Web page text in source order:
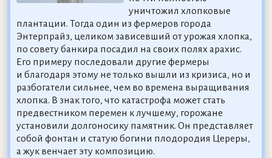
уничтожил хлопковые
плантации. Тогда один из фермеров города
Энтерпрайз, целиком зависевший от урожая хлопка,
по совету банкира посадил на своих полях арахис.
Его примеру последовали другие фермеры
и благодаря этому не только вышли из кризиса, но и
разбогатели сильнее, чем во времена выращивания
хлопка. В знак того, что катастрофа может стать
предвестником перемен к лучшему, горожане
установили долгоносику памятник. Он представляет
собой фонтан и статую богини плодородия Цереры,
а жук венчает эту композицию.